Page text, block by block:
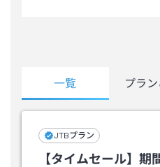
一覧 プラ
JTBプラン
【タイムセール】期